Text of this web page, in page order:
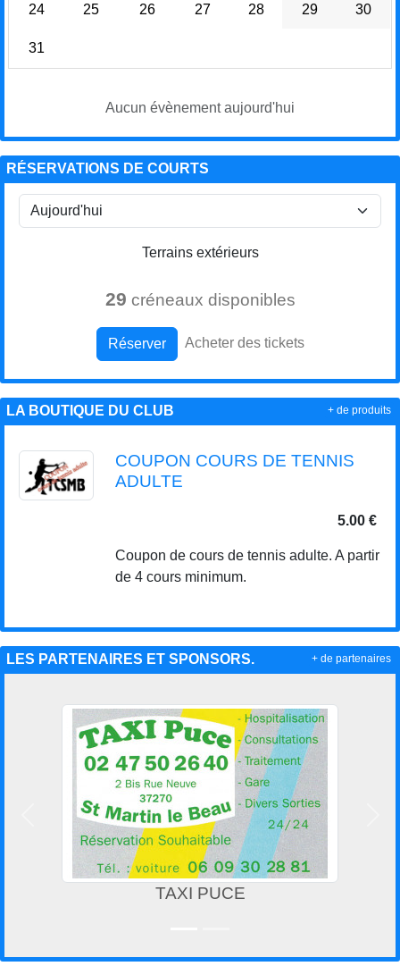
24 25 26 27 28 29 30
31
Aucun évènement aujourd'hui
RÉSERVATIONS DE COURTS
Terrains extérieurs
29 créneaux disponibles
Réserver Acheter des tickets
LA BOUTIQUE DU CLUB
COUPON COURS DE TENNIS
ADULTE
5.00 €
Coupon de cours de tennis adulte. A partir
de 4 cours minimum.
+ de produits
LES PARTENAIRES ET SPONSORS.
TAXI PUCE
Précedent
+ de partenaires